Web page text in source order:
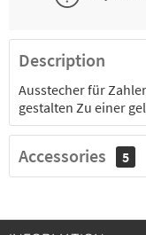
Description
Ausstecher für
gestalten Zu einer
Accessories 5